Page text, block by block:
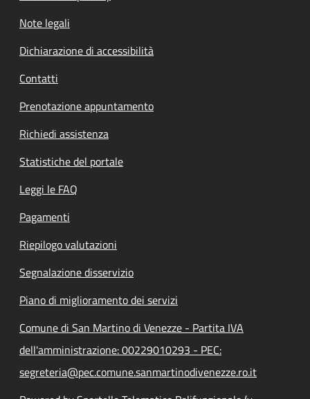
Note legali
Dichiarazione di accessibilità
Contatti
Prenotazione appuntamento
Richiedi assistenza
Statistiche del portale
Leggi le FAQ
Pagamenti
Riepilogo valutazioni
Segnalazione disservizio
Piano di miglioramento dei servizi
Comune di San Martino di Venezze - Partita IVA
dell'amministrazione: 00229010293 - PEC:
segreteria@pec.comune.sanmartinodivenezze.ro.it